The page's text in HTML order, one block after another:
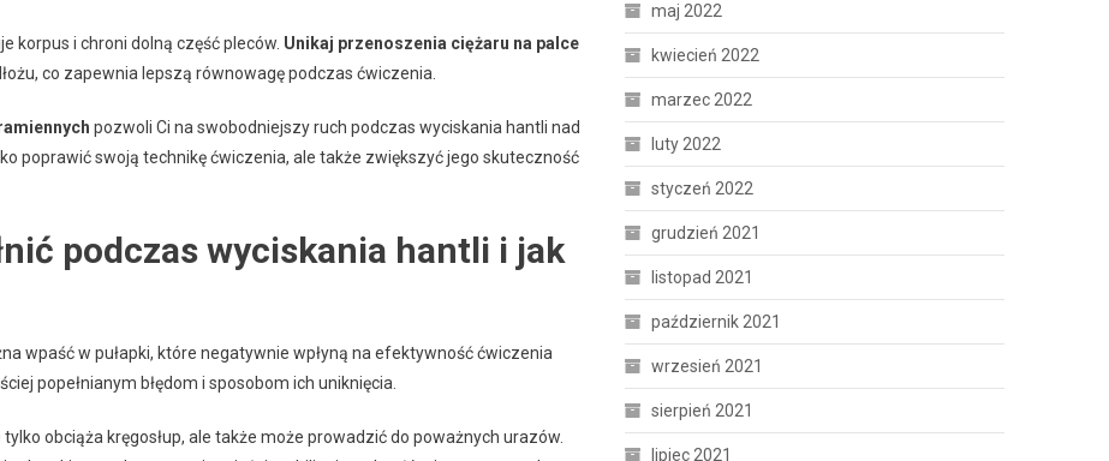
korpus i chroni dolną część pleców. Unikaj przenoszenia ciężaru na palce
co zapewnia lepszą równowagę podczas ćwiczenia.
pozwoli Ci na swobodniejszy ruch podczas wyciskania hantli nad
poprawić swoją technikę ćwiczenia, ale także zwiększyć jego skuteczność
podczas wyciskania hantli i jak
wpaść w pułapki, które negatywnie wpłyną na efektywność ćwiczenia
popełnianym błędom i sposobom ich uniknięcia.
obciąża kręgosłup, ale także może prowadzić do poważnych urazów.
maj 2022
kwiecień 2022
marzec 2022
luty 2022
styczeń 2022
grudzień 2021
listopad 2021
październik 2021
wrzesień 2021
sierpień 2021
lipiec 2021